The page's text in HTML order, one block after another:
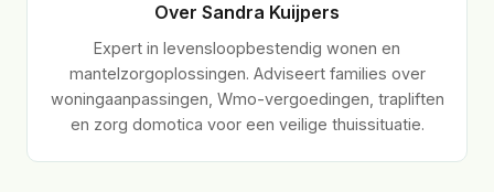
Over Sandra Kuijpers
Expert in levensloopbestendig wonen en
mantelzorgoplossingen. Adviseert families over
woningaanpassingen, Wmo-vergoedingen, trapliften
en zorg domotica voor een veilige thuissituatie.